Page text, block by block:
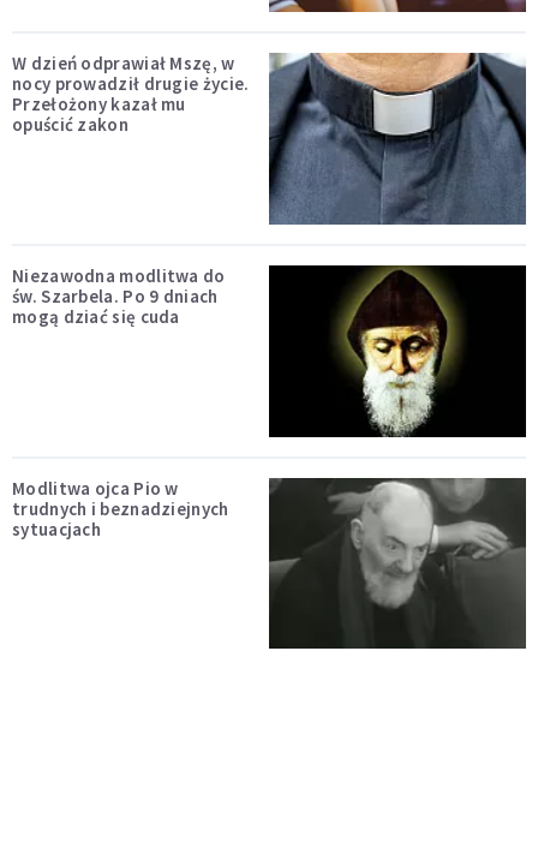
W dzień odprawiał Mszę, w
nocy prowadził drugie życie.
Przełożony kazał mu
opuścić zakon
Niezawodna modlitwa do
św. Szarbela. Po 9 dniach
mogą dziać się cuda
Modlitwa ojca Pio w
trudnych i beznadziejnych
sytuacjach